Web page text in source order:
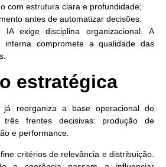
com estrutura clara e profundidade;
antes de automatizar decisões.
IA exige disciplina organizacional. A
interna compromete a qualidade das
estratégica
já reorganiza a base operacional do
frentes decisivas: produção de
e performance.
critérios de relevância e distribuição.